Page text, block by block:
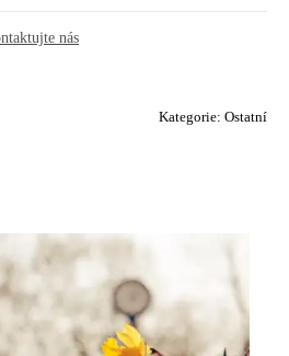
nás
Kategorie: Ostatní